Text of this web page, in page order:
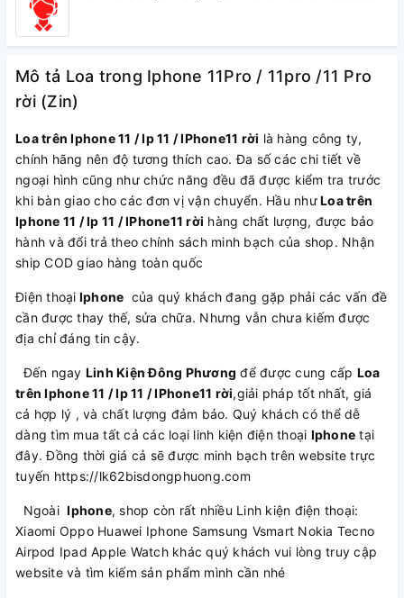
Mô tả Loa trong Iphone 11Pro / 11pro /11 Pro
rời (Zin)
Loa trên Iphone 11 / Ip 11 / IPhone11 rời là hàng công ty,
chính hãng nên độ tương thích cao. Đa số các chi tiết về
ngoại hình cũng như chức năng đều đã được kiểm tra trước
khi bàn giao cho các đơn vị vận chuyển. Hầu nhưLoa trên
Iphone 11 / Ip 11 / IPhone11 rời hàng chất lượng, được bảo
hành và đổi trả theo chính sách minh bạch của shop. Nhận
ship COD giao hàng toàn quốc
Điện thoại Iphone của quý khách đang gặp phải các vấn đề
cần được thay thế, sửa chữa. Nhưng vẫn chưa kiếm được
địa chỉ đáng tin cậy.
Đến ngay Linh Kiện Đông Phương để được cung cấp Loa
trên Iphone 11 / Ip 11 / IPhone11 rời,giải pháp tốt nhất, giá
cả hợp lý , và chất lượng đảm bảo. Quý khách có thể dễ
dàng tìm mua tất cả các loại linh kiện điện thoại Iphone tại
đây. Đồng thời giá cả sẽ được minh bạch trên website trực
tuyến https://lk62bisdongphuong.com
NgoàiIphone, shop còn rất nhiều Linh kiện điện thoại:
Xiaomi Oppo Huawei Iphone Samsung Vsmart Nokia Tecno
Airpod Ipad Apple Watch khác quý khách vui lòng truy cập
website và tìm kiếm sản phẩm mình cần nhé